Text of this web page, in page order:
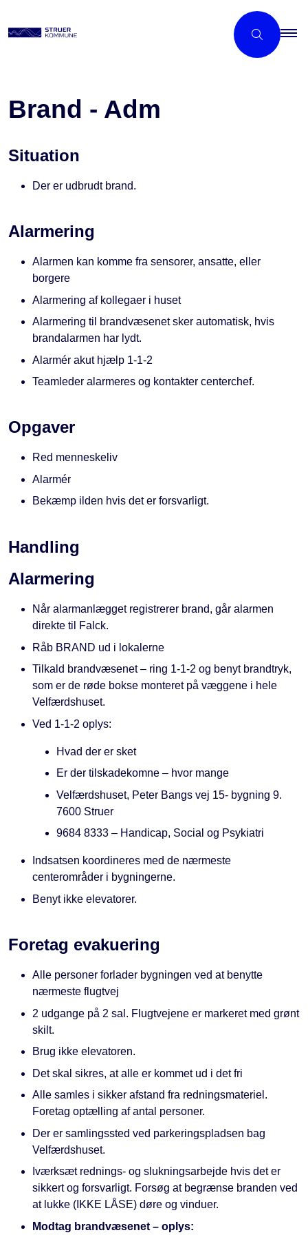
Brand - Adm
Situation
Der er udbrudt brand.
Alarmering
Alarmen kan komme fra sensorer, ansatte, eller
borgere
Alarmering af kollegaer i huset
Alarmering til brandvæsenet sker automatisk, hvis
brandalarmen har lydt.
Alarmér akut hjælp 1-1-2
Teamleder alarmeres og kontakter centerchef.
Opgaver
Red menneskeliv
Alarmér
Bekæmp ilden hvis det er forsvarligt.
Handling
Alarmering
Når alarmanlægget registrerer brand, går alarmen
direkte til Falck.
Råb BRAND ud i lokalerne
Tilkald brandvæsenet – ring 1-1-2 og benyt brandtryk,
som er de røde bokse monteret på væggene i hele
Velfærdshuset.
Ved 1-1-2 oplys:
Hvad der er sket
Er der tilskadekomne – hvor mange
Velfærdshuset, Peter Bangs vej 15- bygning 9.
7600 Struer
9684 8333 – Handicap, Social og Psykiatri
Indsatsen koordineres med de nærmeste
centerområder i bygningerne.
Benyt ikke elevatorer.
Foretag evakuering
Alle personer forlader bygningen ved at benytte
nærmeste flugtvej
2 udgange på 2 sal. Flugtvejene er markeret med grønt
skilt.
Brug ikke elevatoren.
Det skal sikres, at alle er kommet ud i det fri
Alle samles i sikker afstand fra redningsmateriel.
Foretag optælling af antal personer.
Der er samlingssted ved parkeringspladsen bag
Velfærdshuset.
Iværksæt rednings- og slukningsarbejde hvis det er
sikkert og forsvarligt. Forsøg at begrænse branden ved
at lukke (IKKE LÅSE) døre og vinduer.
Modtag brandvæsenet – oplys: